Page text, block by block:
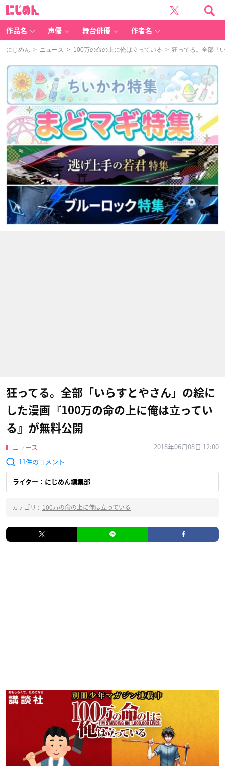
作品名 声優 舞台俳優 作者名
にじめん > ニュース > 100万の命の上に俺は立っている > 狂ってる。全部「
狂ってる。全部「いらすとやさん」の絵に
した漫画『100万の命の上に俺は立ってい
る』が無料公開
ニュース
2018年06月08日 12:00
11
ライター：にじめん編集部
カテゴリ : 100万の命の上に俺は立っている